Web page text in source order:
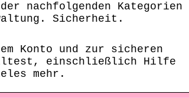
nachfolgenden Kategorien
Sicherheit.
Konto und zur sicheren
einschließlich Hilfe
mehr.